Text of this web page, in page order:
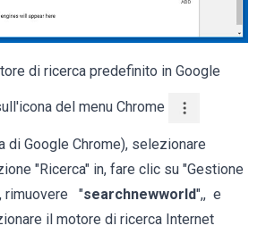
di ricerca predefinito in Google
del menu Chrome
di Google Chrome), selezionare
"Ricerca" in, fare clic su "Gestione
rimuovere "searchnewworld",, e
il motore di ricerca Internet